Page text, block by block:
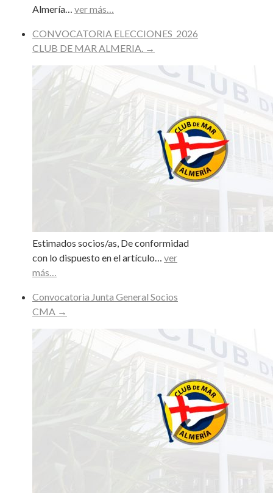
Almería… ver más…
CONVOCATORIA ELECCIONES_2026
CLUB DE MAR ALMERIA. →
Estimados socios/as, De conformidad
con lo dispuesto en el artículo… ver
más…
Convocatoria Junta General Socios
CMA →